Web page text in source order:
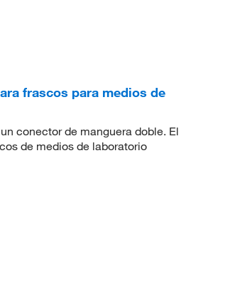
frascos para medios de
conector de manguera doble. El
de medios de laboratorio